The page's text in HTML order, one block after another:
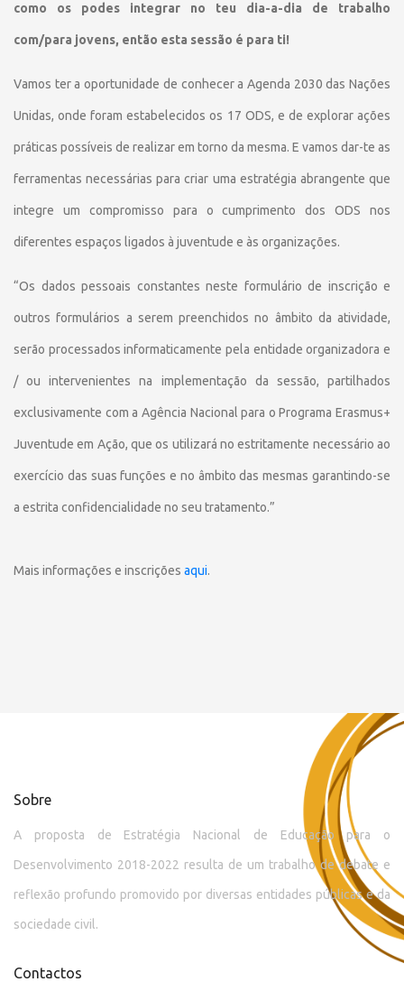
como os podes integrar no teu dia-a-dia de trabalho
com/para jovens, então esta sessão é para ti!
Vamos ter a oportunidade de conhecer a Agenda 2030 das Nações
Unidas, onde foram estabelecidos os 17 ODS, e de explorar ações
práticas possíveis de realizar em torno da mesma. E vamos dar-te as
ferramentas necessárias para criar uma estratégia abrangente que
integre um compromisso para o cumprimento dos ODS nos
diferentes espaços ligados à juventude e às organizações.
“Os dados pessoais constantes neste formulário de inscrição e
outros formulários a serem preenchidos no âmbito da atividade,
serão processados informaticamente pela entidade organizadora e
/ ou intervenientes na implementação da sessão, partilhados
exclusivamente com a Agência Nacional para o Programa Erasmus+
Juventude em Ação, que os utilizará no estritamente necessário ao
exercício das suas funções e no âmbito das mesmas garantindo-se
a estrita confidencialidade no seu tratamento.”
Mais informações e inscrições aqui.
Sobre
A proposta de Estratégia Nacional de Educação para o
Desenvolvimento 2018-2022 resulta de um trabalho de debate e
reflexão profundo promovido por diversas entidades públicas e da
sociedade civil.
Contactos